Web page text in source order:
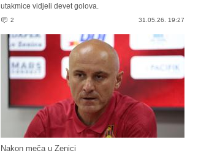
utakmice vidjeli devet golova.
2 31.05.26. 19:27
Nakon meča u Zenici